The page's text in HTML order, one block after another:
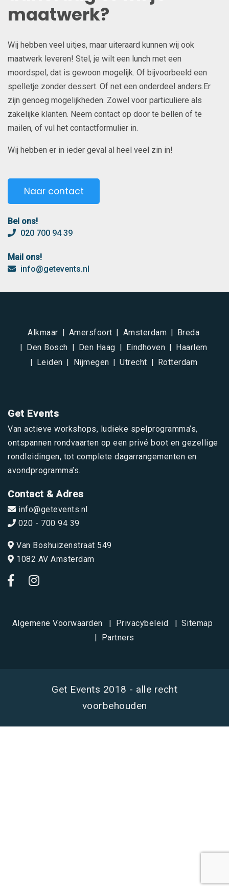
maatwerk?
Wij hebben veel uitjes, maar uiteraard kunnen wij ook
maatwerk leveren! Stel, je wilt een lunch met een
moordspel, dat is gewoon mogelijk. Of bijvoorbeeld een
spelletje zonder dessert. Of net een onderdeel anders.Er
zijn genoeg mogelijkheden. Zowel voor particuliere als
zakelijke klanten. Neem contact op door te bellen of te
mailen, of vul het contactformulier in.
Wij hebben er in ieder geval al heel veel zin in!
Naar contact
Bel ons!
020 700 94 39
Mail ons!
info@getevents.nl
Alkmaar Amersfoort Amsterdam
Breda
Den Bosch
Den Haag Eindhoven
Haarlem
Leiden
Nijmegen Utrecht Rotterdam
Get Events
Van actieve workshops, ludieke spelprogramma’s,
ontspannen rondvaarten op een privé boot en gezellige
rondleidingen, tot complete dagarrangementen en
avondprogramma’s.
Contact & Adres
info@getevents.nl
020 - 700 94 39
Van Boshuizenstraat 549
1082 AV Amsterdam
Algemene Voorwaarden Privacybeleid
Sitemap
Partners
Get Events 2018 - alle recht
voorbehouden